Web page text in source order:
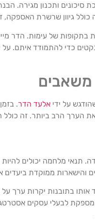
ותכנון מגירה.
גיוון שרשרת האספקה,
בתקופות של עימות. הדר
כדי להתמודד איתם. על
על ידי אלעד הדר.
הערך הרב ביותר. זה
תנאי מלחמה יכולים
ממוקדת ביעדים
אותו בתובנות יקרות
מספקת לבעלי עסקים